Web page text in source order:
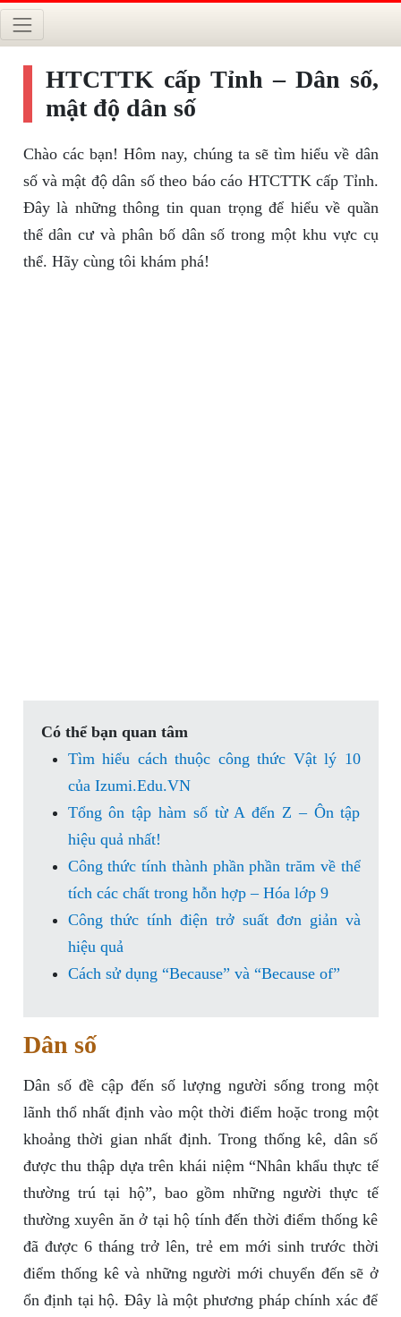
HTCTTK cấp Tỉnh – Dân số,
mật độ dân số
Chào các bạn! Hôm nay, chúng ta sẽ tìm hiểu về dân
số và mật độ dân số theo báo cáo HTCTTK cấp Tỉnh.
Đây là những thông tin quan trọng để hiểu về quần
thể dân cư và phân bố dân số trong một khu vực cụ
thể. Hãy cùng tôi khám phá!
Có thể bạn quan tâm
Tìm hiểu cách thuộc công thức Vật lý 10
của Izumi.Edu.VN
Tổng ôn tập hàm số từ A đến Z – Ôn tập
hiệu quả nhất!
Công thức tính thành phần phần trăm về thể
tích các chất trong hỗn hợp – Hóa lớp 9
Công thức tính điện trở suất đơn giản và
hiệu quả
Cách sử dụng “Because” và “Because of”
Dân số
Dân số đề cập đến số lượng người sống trong một
lãnh thổ nhất định vào một thời điểm hoặc trong một
khoảng thời gian nhất định. Trong thống kê, dân số
được thu thập dựa trên khái niệm “Nhân khẩu thực tế
thường trú tại hộ”, bao gồm những người thực tế
thường xuyên ăn ở tại hộ tính đến thời điểm thống kê
đã được 6 tháng trở lên, trẻ em mới sinh trước thời
điểm thống kê và những người mới chuyển đến sẽ ở
ổn định tại hộ. Đây là một phương pháp chính xác để